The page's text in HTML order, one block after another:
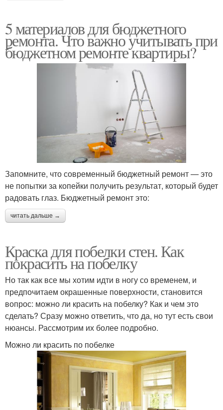
5 материалов для бюджетного
ремонта. Что важно учитывать при
бюджетном ремонте квартиры?
Запомните, что современный бюджетный ремонт — это
не попытки за копейки получить результат, который будет
радовать глаз. Бюджетный ремонт это:
читать дальше →
Краска для побелки стен. Как
покрасить на побелку
Но так как все мы хотим идти в ногу со временем, и
предпочитаем окрашенные поверхности, становится
вопрос: можно ли красить на побелку? Как и чем это
сделать? Сразу можно ответить, что да, но тут есть свои
нюансы. Рассмотрим их более подробно.
Можно ли красить по побелке